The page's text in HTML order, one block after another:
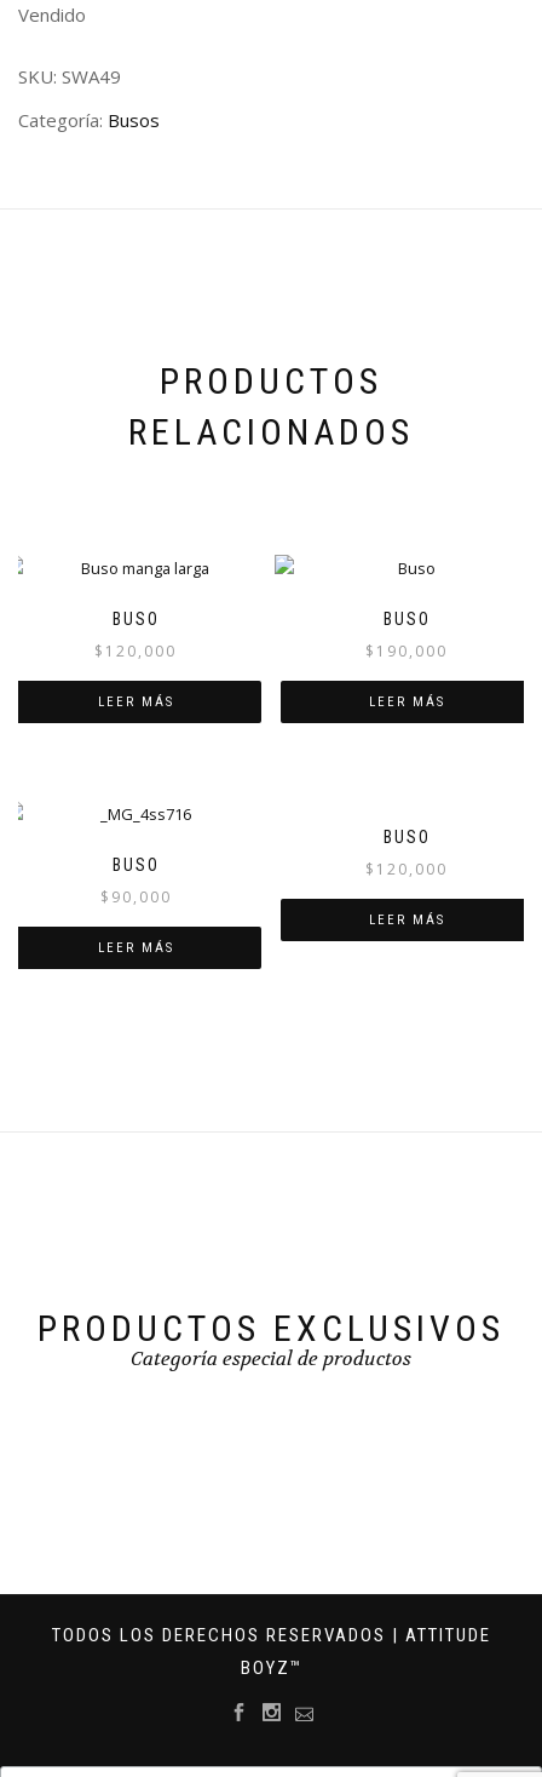
Vendido
SKU: SWA49
Categoría: Busos
PRODUCTOS
RELACIONADOS
BUSO
$ 120,000
LEER MÁS
BUSO
$ 190,000
LEER MÁS
BUSO
$ 90,000
LEER MÁS
BUSO
$ 120,000
LEER MÁS
PRODUCTOS EXCLUSIVOS
Categoría especial de productos
TODOS LOS DERECHOS RESERVADOS | ATTITUDE
BOYZ™